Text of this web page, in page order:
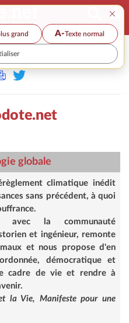
×
grand A-Texte normal
globale
climatique inédit
sans précédent, à quoi
avec la communauté
et ingénieur, remonte
et nous propose d'en
démocratique et
cadre de vie et rendre à
la Vie, Manifeste pour une